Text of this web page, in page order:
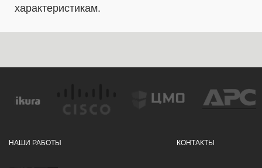
характеристикам.
НАШИ РАБОТЫ КОНТАКТЫ